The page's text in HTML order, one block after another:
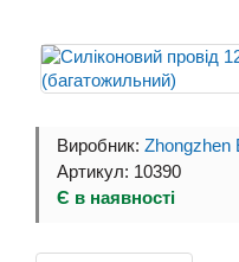
Виробник: Zhongzhen
Артикул: 10390
Є в наявності